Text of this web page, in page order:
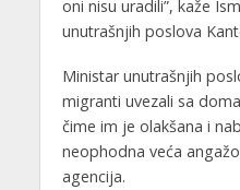
oni nisu uradili”, kaže
unutrašnjih poslova
Ministar unutrašnjih
migranti uvezali sa
čime im je olakšana i
neophodna veća
agencija.